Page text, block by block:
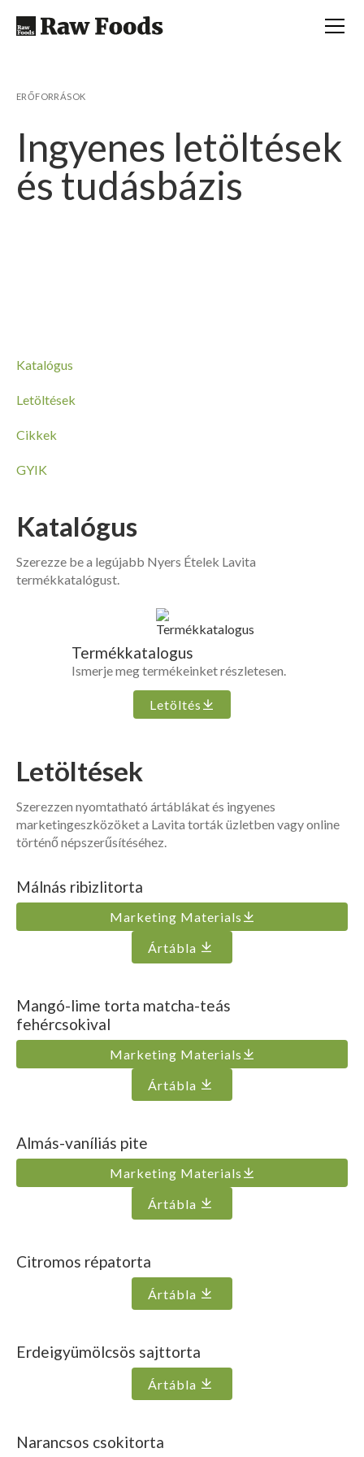
ERŐFORRÁSOK
Ingyenes letöltések
és tudásbázis
Katalógus
Letöltések
Cikkek
GYIK
Katalógus
Szerezze be a legújabb Nyers Ételek Lavita
termékkatalógust.
Termékkatalogus
Ismerje meg termékeinket részletesen.
Letöltés
Letöltések
Szerezzen nyomtatható ártáblákat és ingyenes
marketingeszközöket a Lavita torták üzletben vagy online
történő népszerűsítéséhez.
Málnás ribizlitorta
Marketing Materials
Ártábla
Mangó-lime torta matcha-teás
fehércsokival
Marketing Materials
Ártábla
Almás-vaníliás pite
Marketing Materials
Ártábla
Citromos répatorta
Ártábla
Erdeigyümölcsös sajttorta
Ártábla
Narancsos csokitorta